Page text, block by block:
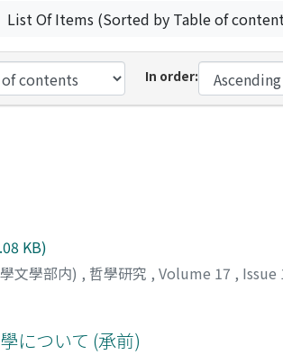
List Of Items (Sorted by Table of
In order:
KB)
文學部内) , 哲學研究 , Volume 17 , Issue
について (承前)